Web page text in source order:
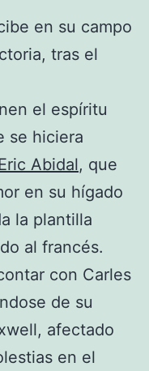
en su campo
tras el
el espíritu
se hiciera
Abidal, que
en su hígado
la plantilla
al francés.
con Carles
de su
afectado
en el